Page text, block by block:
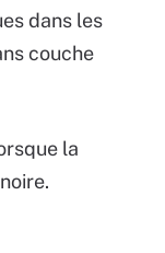
dans les
couche
la